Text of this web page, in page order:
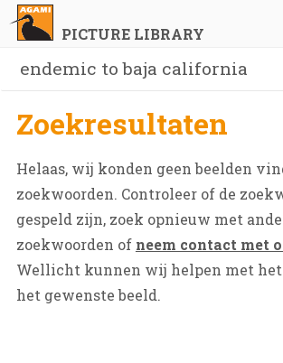
PICTURE LIBRARY
Zoekresultaten
Helaas, wij konden geen beelden
zoekwoorden. Controleer of de
gespeld zijn, zoek opnieuw met
zoekwoorden of neem contact met
Wellicht kunnen wij helpen met
het gewenste beeld.